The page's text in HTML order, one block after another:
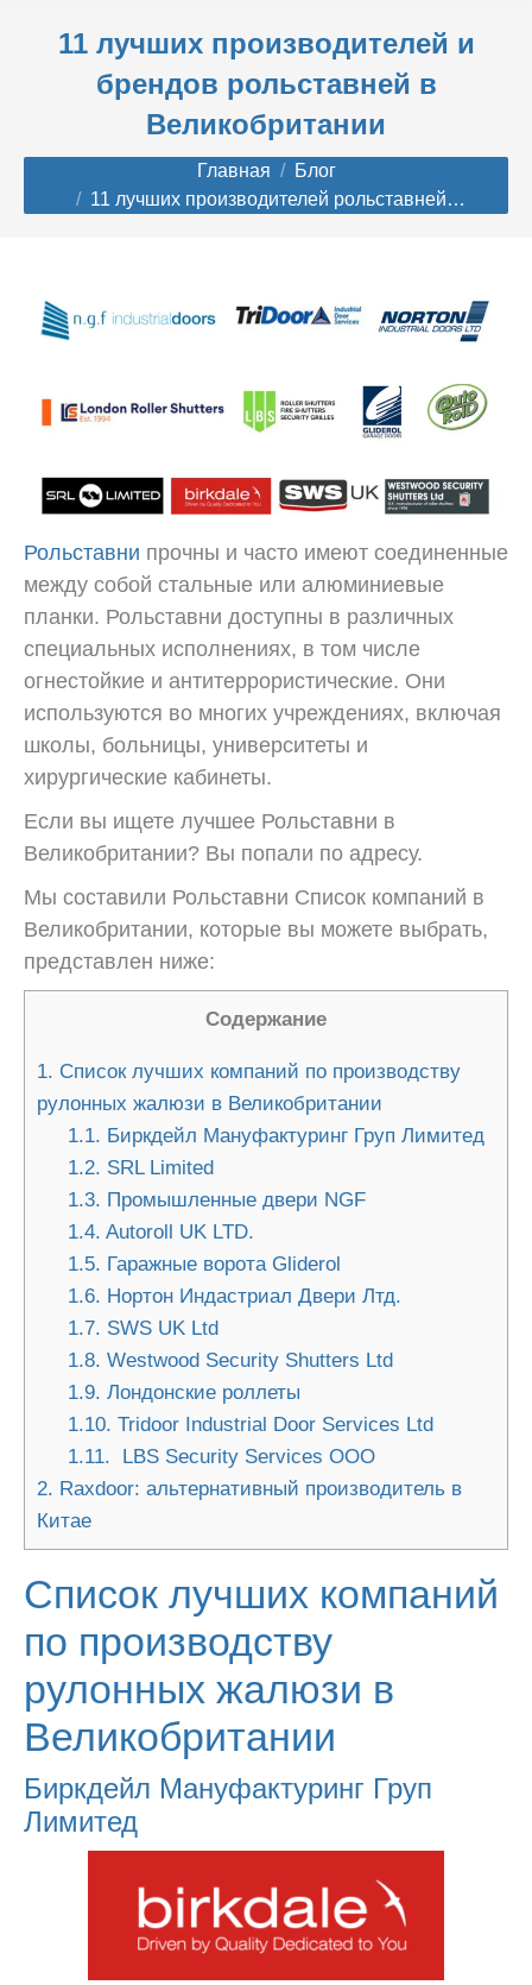
11 лучших производителей и
брендов рольставней в
Великобритании
Вы здесь: Главная
Блог
11 лучших производителей рольставней…
Рольставни прочны и часто имеют соединенные
между собой стальные или алюминиевые
планки. Рольставни доступны в различных
специальных исполнениях, в том числе
огнестойкие и антитеррористические. Они
используются во многих учреждениях, включая
школы, больницы, университеты и
хирургические кабинеты.
Если вы ищете лучшее Рольставни в
Великобритании? Вы попали по адресу.
Мы составили Рольставни Список компаний в
Великобритании, которые вы можете выбрать,
представлен ниже:
Содержание
1. Список лучших компаний по производству
рулонных жалюзи в Великобритании
1.1. Биркдейл Мануфактуринг Груп Лимитед
1.2. SRL Limited
1.3. Промышленные двери NGF
1.4. Autoroll UK LTD.
1.5. Гаражные ворота Gliderol
1.6. Нортон Индастриал Двери Лтд.
1.7. SWS UK Ltd
1.8. Westwood Security Shutters Ltd
1.9. Лондонские роллеты
1.10. Tridoor Industrial Door Services Ltd
1.11. LBS Security Services ООО
2. Raxdoor: альтернативный производитель в
Китае
Список лучших компаний
по производству
рулонных жалюзи в
Великобритании
Биркдейл Мануфактуринг Груп
Лимитед